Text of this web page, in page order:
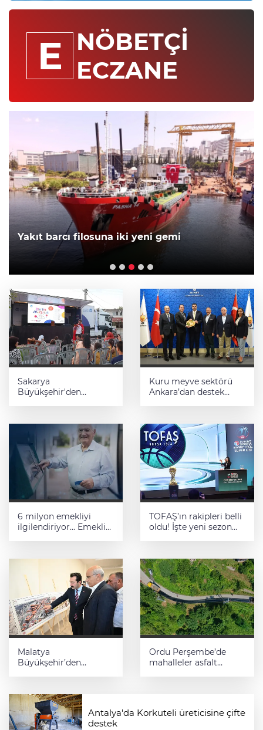
E NÖBETÇİ
ECZANE
Yakıt barcı filosuna iki yeni gemi
Sakarya
Büyükşehir'den
Kuru meyve sektörü
Ankara’dan destek
6 milyon emekliyi
ilgilendiriyor... Emekli
TOFAŞ’ın rakipleri belli
oldu! İşte yeni sezon
Malatya
Büyükşehir’den
Ordu Perşembe’de
mahalleler asfalt
Antalya'da Korkuteli üreticisine çifte
destek